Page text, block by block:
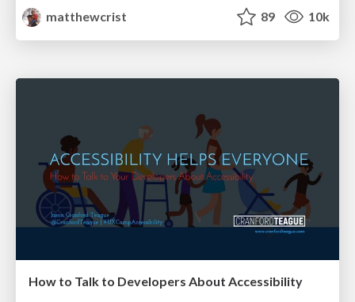
matthewcrist
89 10k
How to Talk to Developers About Accessibility